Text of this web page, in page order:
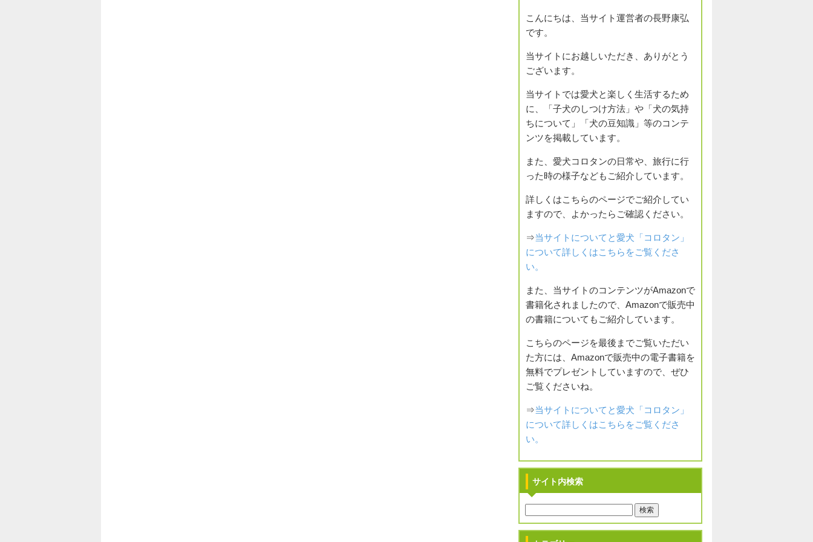
こんにちは、当サイト運営者の長野康弘
です。
当サイトにお越しいただき、ありがとう
ございます。
当サイトでは愛犬と楽しく生活するため
に、「子犬のしつけ方法」や「犬の気持
ちについて」「犬の豆知識」等のコンテ
ンツを掲載しています。
また、愛犬コロタンの日常や、旅行に行
った時の様子などもご紹介しています。
詳しくはこちらのページでご紹介してい
ますので、よかったらご確認ください。
⇒当サイトについてと愛犬「コロタン」
について詳しくはこちらをご覧くださ
い。
また、当サイトのコンテンツがAmazonで
書籍化されましたので、Amazonで販売中
の書籍についてもご紹介しています。
こちらのページを最後までご覧いただい
た方には、Amazonで販売中の電子書籍を
無料でプレゼントしていますので、ぜひ
ご覧くださいね。
⇒当サイトについてと愛犬「コロタン」
について詳しくはこちらをご覧くださ
い。
サイト内検索